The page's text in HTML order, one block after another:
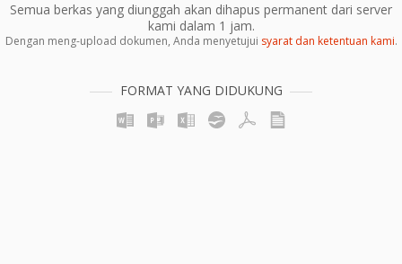
Semua berkas yang diunggah akan dihapus permanent dari server
kami dalam 1 jam.
Dengan meng-upload dokumen, Anda menyetujui syarat dan ketentuan kami.
FORMAT YANG DIDUKUNG